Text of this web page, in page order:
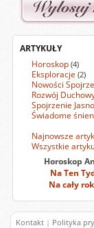
ARTYKUŁY
Horoskop (4)
Eksploracje (2)
Nowości
Rozwój
Spojrzenie
Świadome
Najnowsze
Wszystkie
Horoskop
Na Ten
Na cały
Kontakt | Polityka